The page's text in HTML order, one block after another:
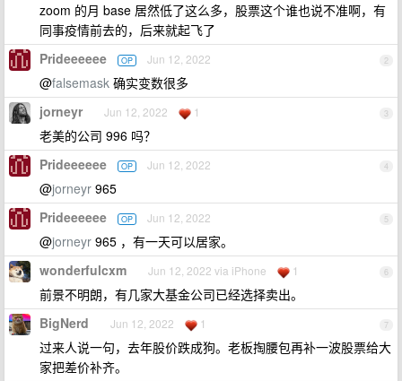
zoom 的月 base 居然低了这么多，股票这个谁也说不准啊，有
同事疫情前去的，后来就起飞了
2
Prideeeeee OP Jun 12, 2022
@falsemask 确实变数很多
3
jorneyr Jun 12, 2022 1
老美的公司 996 吗？
4
Prideeeeee OP Jun 12, 2022
@jorneyr 965
5
Prideeeeee OP Jun 12, 2022
@jorneyr 965 ，有一天可以居家。
6
wonderfulcxm Jun 12, 2022 via iPhone 1
前景不明朗，有几家大基金公司已经选择卖出。
7
BigNerd Jun 12, 2022 1
过来人说一句，去年股价跌成狗。老板掏腰包再补一波股票给大
家把差价补齐。